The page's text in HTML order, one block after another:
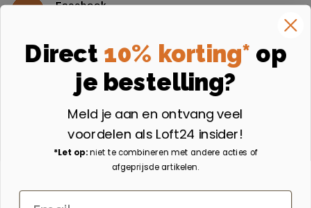
Facebook
Instagram
Volg ons op Instagram
Aangesloten bij
Direct 10% korting* op
je bestelling?
Meld je aan en ontvang veel
voordelen als Loft24 insider!
*Let op:niet te combineren met andere acties of
afgeprijsde artikelen.
Email